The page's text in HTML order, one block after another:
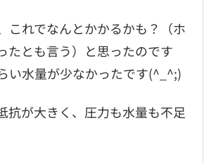
これでなんとかかるかも？（ホ
たとも言う）と思ったのです
い水量が少なかったです(^_^;)
抗が大きく、圧力も水量も不足